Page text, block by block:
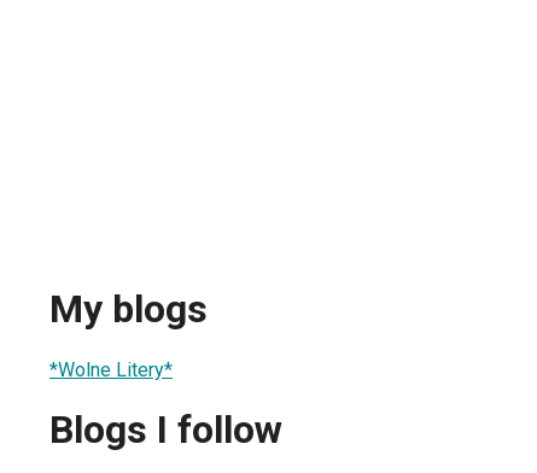
My blogs
*Wolne Litery*
Blogs I follow